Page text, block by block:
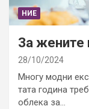
НИЕ
За жените
28/10/2024
Многу модни
тата година
облека за…